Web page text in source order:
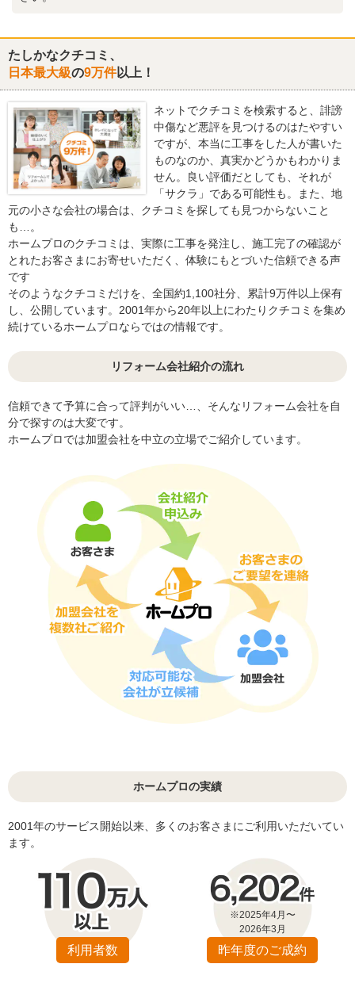
たしかなクチコミ、
日本最大級の9万件以上！
ネットでクチコミを検索すると、誹謗
中傷など悪評を見つけるのはたやすい
ですが、本当に工事をした人が書いた
ものなのか、真実かどうかもわかりま
せん。良い評価だとしても、それが
「サクラ」である可能性も。また、地
元の小さな会社の場合は、クチコミを探しても見つからないこと
も…。
ホームプロのクチコミは、実際に工事を発注し、施工完了の確認が
とれたお客さまにお寄せいただく、体験にもとづいた信頼できる声
です
そのようなクチコミだけを、全国約1,100社分、累計9万件以上保有
し、公開しています。2001年から20年以上にわたりクチコミを集め
続けているホームプロならではの情報です。
リフォーム会社紹介の流れ
信頼できて予算に合って評判がいい…、そんなリフォーム会社を自
分で探すのは大変です。
ホームプロでは加盟会社を中立の立場でご紹介しています。
ホームプロの実績
2001年のサービス開始以来、多くのお客さまにご利用いただいてい
ます。
利用者数
※2025年4月〜
2026年3月
昨年度のご成約